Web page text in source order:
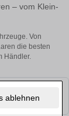
ablehnen
– vom Klein-
Von
die besten
Händler.
Schauen Sie